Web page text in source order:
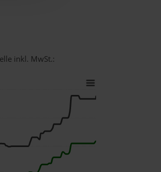
inkl. MwSt.: